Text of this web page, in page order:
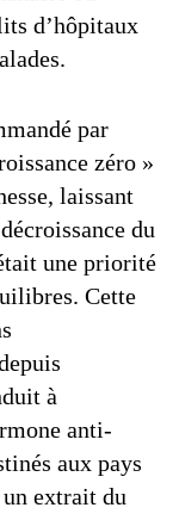
d’hôpitaux
par
zéro »
laissant
du
une priorité
Cette
à
anti-
aux pays
extrait du